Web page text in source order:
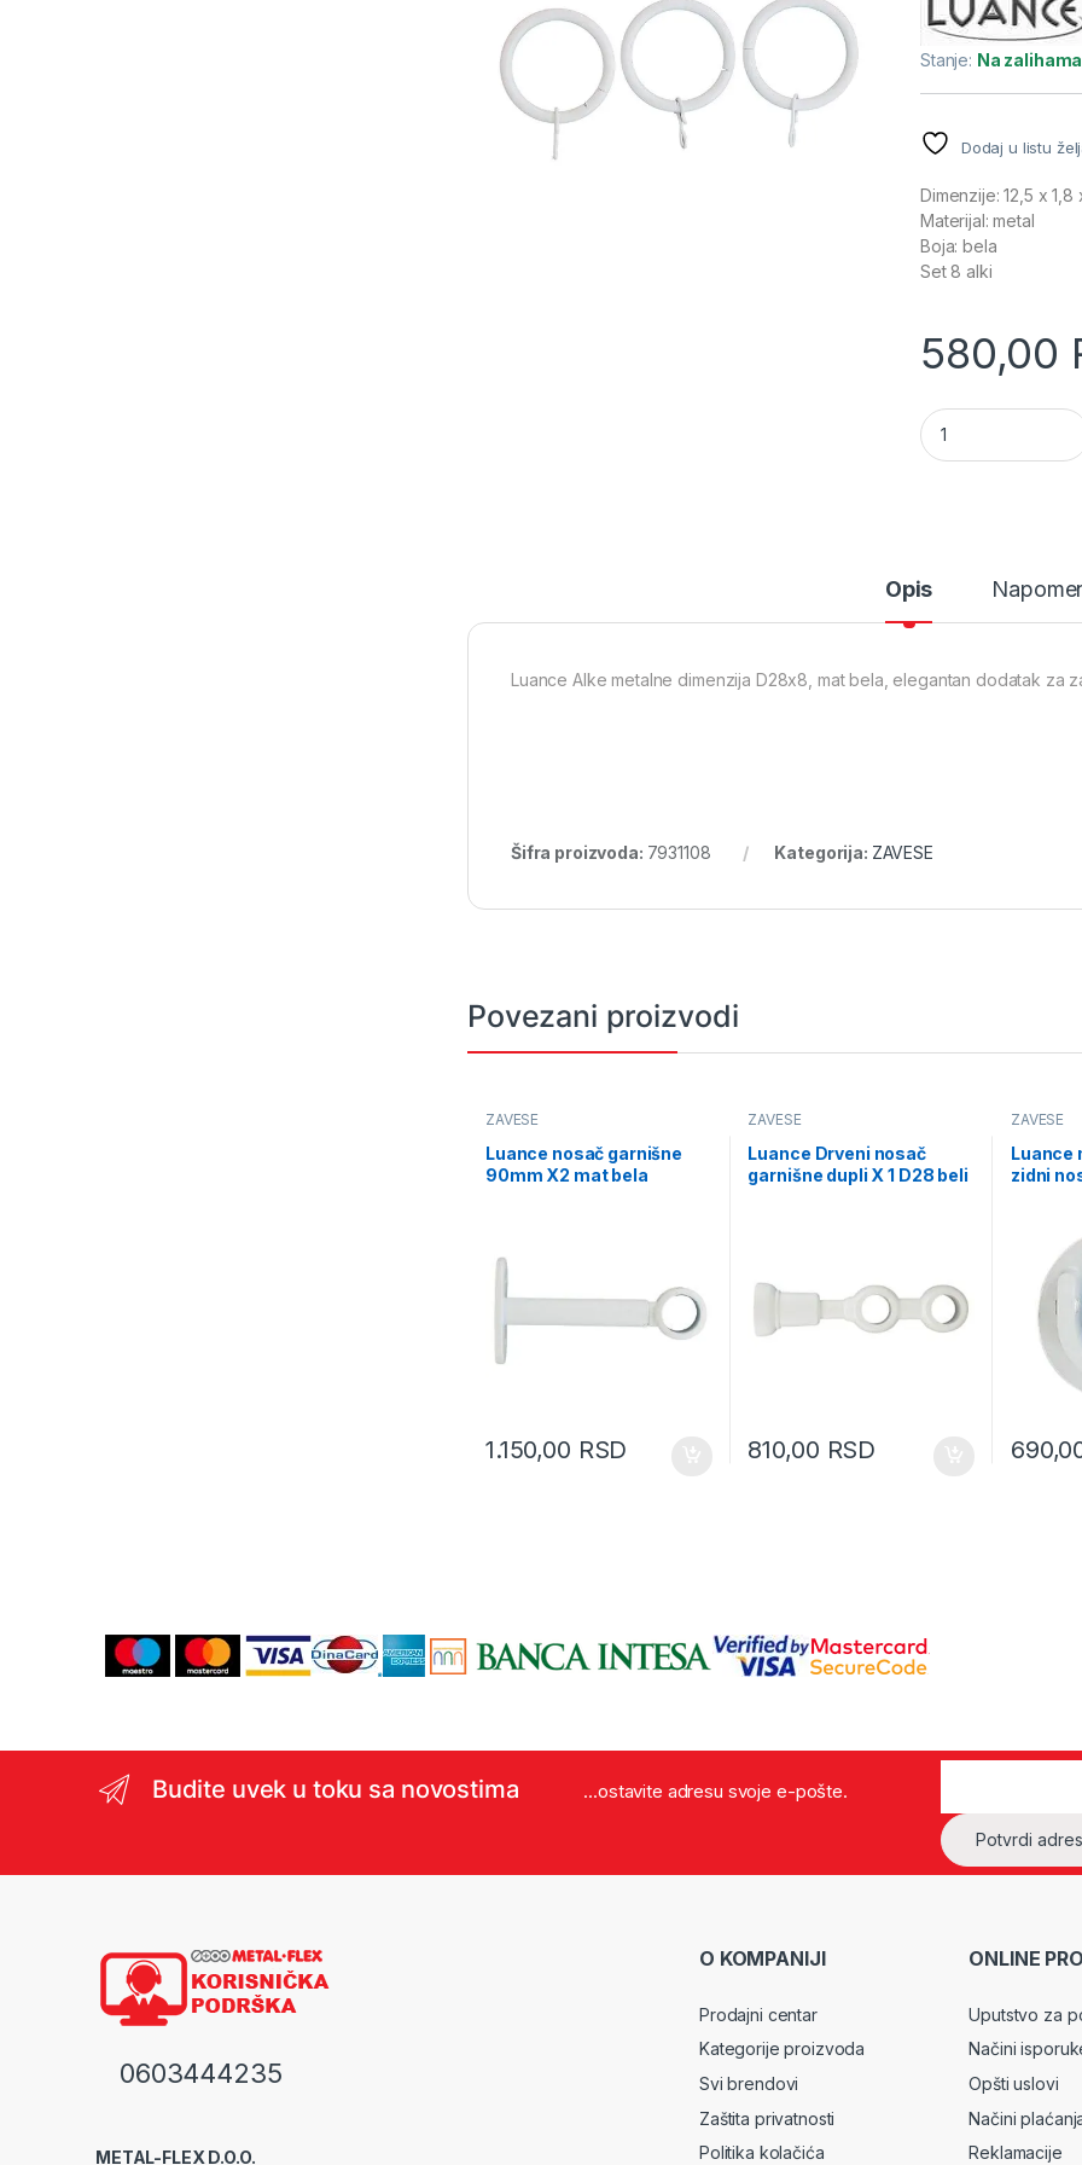
Stanje: Na zalihama
Dodaj u listu
Dimenzije: 12,5 x 1,8
Materijal: metal
Boja: bela
Set 8 alki
580,00
Luance Alke
Opis
Luance Alke metalne dimenzija D28x8, mat bela, elegantan dodatak za
Šifra proizvoda: 7931108 Kategorija: ZAVESE
Povezani proizvodi
ZAVESE
Luance nosač garnišne
90mm X2 mat bela
1.150,00 RSD
ZAVESE
Luance Drveni nosač
garnišne dupli X 1 D28 beli
810,00 RSD
ZAVESE
Luance
zidni
Budite uvek u toku sa novostima ...ostavite adresu svoje e-pošte.
0603444235
METAL-FLEX D.O.O.
O KOMPANIJI
Prodajni centar
Kategorije proizvoda
Svi brendovi
Zaštita privatnosti
Politika kolačića
ONLINE
Uputstvo za
Načini
Opšti uslovi
Načini
Reklamacije